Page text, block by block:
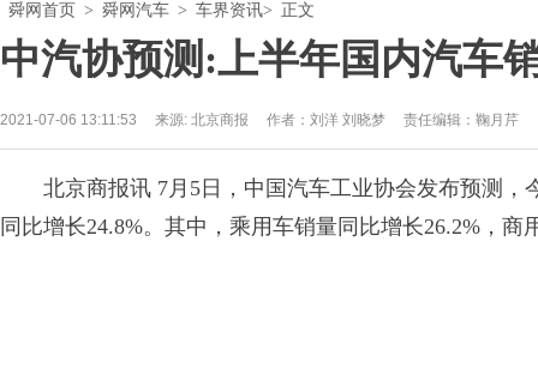
舜网首页 > 舜网汽车 > 车界资讯> 正文
中汽协预测:上半年国内汽车
2021-07-06 13:11:53 来源: 北京商报 作者：刘洋 刘晓梦 责任编辑：鞠月芹
北京商报讯 7月5日，中国汽车工业协会发布预测，
同比增长24.8%。其中，乘用车销量同比增长26.2%，商